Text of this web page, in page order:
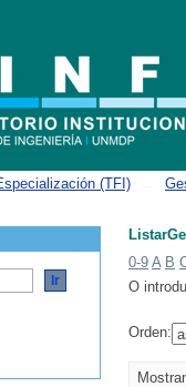
(TFI)
0-9 A B
O
Orden: